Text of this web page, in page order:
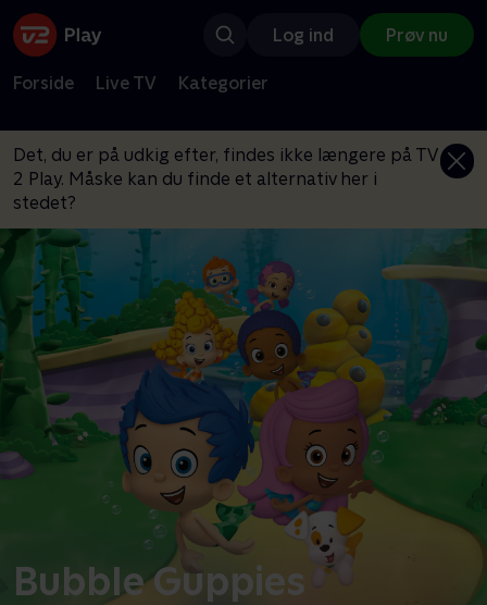
Log ind Prøv nu
Forside Live TV Kategorier
Det, du er på udkig efter, findes ikke længere på TV
2 Play. Måske kan du finde et alternativ her i
stedet?
Bubble Guppies